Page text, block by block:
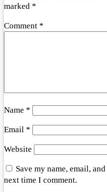
marked *
Comment *
Name *
Email *
Website
Save my name, email,
next time I comment.